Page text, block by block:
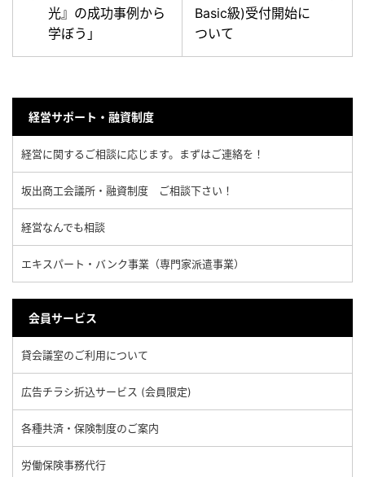
光』の成功事例から
学ぼう」
Basic級)受付開始に
ついて
経営サポート・融資制度
経営に関するご相談に応じます。まずはご連絡を！
坂出商工会議所・融資制度 ご相談下さい！
経営なんでも相談
エキスパート・バンク事業（専門家派遣事業）
会員サービス
貸会議室のご利用について
広告チラシ折込サービス (会員限定)
各種共済・保険制度のご案内
労働保険事務代行